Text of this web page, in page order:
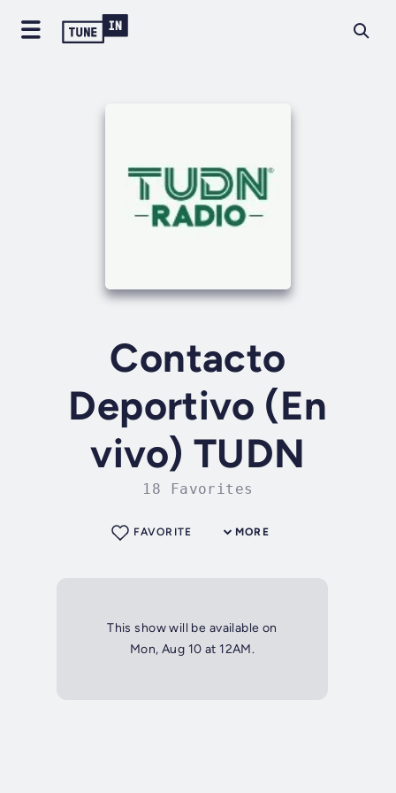
Contacto
Deportivo (En
vivo) TUDN
18 Favorites
MORE
FAVORITE
This show will be available on
Mon, Aug 10 at 12AM.